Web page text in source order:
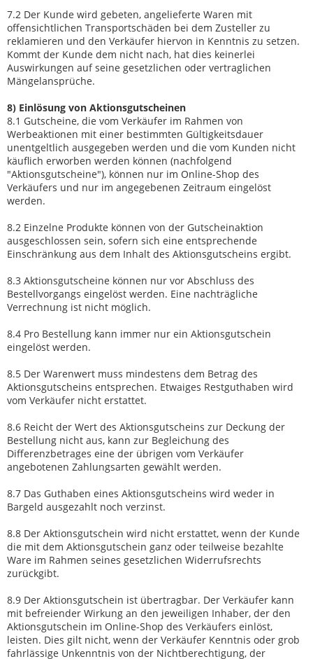
7.2 Der Kunde wird gebeten, angelieferte Waren mit
offensichtlichen Transportschäden bei dem Zusteller zu
reklamieren und den Verkäufer hiervon in Kenntnis zu setzen.
Kommt der Kunde dem nicht nach, hat dies keinerlei
Auswirkungen auf seine gesetzlichen oder vertraglichen
Mängelansprüche.
8) Einlösung von Aktionsgutscheinen
8.1 Gutscheine, die vom Verkäufer im Rahmen von
Werbeaktionen mit einer bestimmten Gültigkeitsdauer
unentgeltlich ausgegeben werden und die vom Kunden nicht
käuflich erworben werden können (nachfolgend
"Aktionsgutscheine"), können nur im Online-Shop des
Verkäufers und nur im angegebenen Zeitraum eingelöst
werden.
8.2 Einzelne Produkte können von der Gutscheinaktion
ausgeschlossen sein, sofern sich eine entsprechende
Einschränkung aus dem Inhalt des Aktionsgutscheins ergibt.
8.3 Aktionsgutscheine können nur vor Abschluss des
Bestellvorgangs eingelöst werden. Eine nachträgliche
Verrechnung ist nicht möglich.
8.4 Pro Bestellung kann immer nur ein Aktionsgutschein
eingelöst werden.
8.5 Der Warenwert muss mindestens dem Betrag des
Aktionsgutscheins entsprechen. Etwaiges Restguthaben wird
vom Verkäufer nicht erstattet.
8.6 Reicht der Wert des Aktionsgutscheins zur Deckung der
Bestellung nicht aus, kann zur Begleichung des
Differenzbetrages eine der übrigen vom Verkäufer
angebotenen Zahlungsarten gewählt werden.
8.7 Das Guthaben eines Aktionsgutscheins wird weder in
Bargeld ausgezahlt noch verzinst.
8.8 Der Aktionsgutschein wird nicht erstattet, wenn der Kunde
die mit dem Aktionsgutschein ganz oder teilweise bezahlte
Ware im Rahmen seines gesetzlichen Widerrufsrechts
zurückgibt.
8.9 Der Aktionsgutschein ist übertragbar. Der Verkäufer kann
mit befreiender Wirkung an den jeweiligen Inhaber, der den
Aktionsgutschein im Online-Shop des Verkäufers einlöst,
leisten. Dies gilt nicht, wenn der Verkäufer Kenntnis oder grob
fahrlässige Unkenntnis von der Nichtberechtigung, der